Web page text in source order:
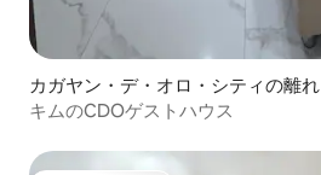
カガヤン・デ・オロ・シティの離れ
キムのCDOゲストハウス